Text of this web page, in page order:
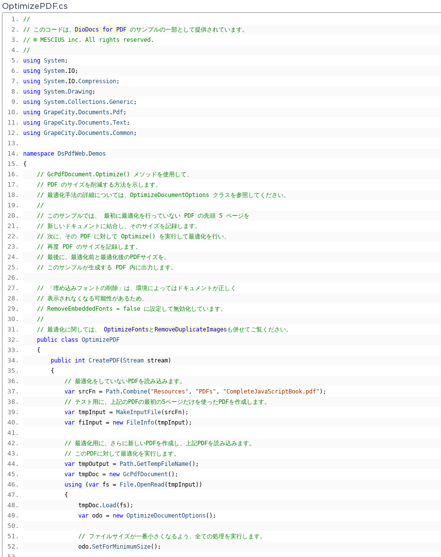
OptimizePDF.cs
//
// このコードは、
DioDocs for PDF のサンプルの一部として提供されています。
// © MESCIUS inc. All rights reserved.
//
using System;
using System. IO;
using System. IO.Compression;
using System. Drawing;
using System.Collections .Generic;
using GrapeCity. Documents . Pdf;
using GrapeCity. Documents .Text ;
using GrapeCity. Documents .Common;
namespace DsPdfWeb. Demos
{
// GcPdfDocument.Optimize() メソッドを使用して、
// PDF のサイズを削減する方法を示します。
// 最適化手法の詳細については、OptimizeDocumentOptions クラスを参照してください。
//
// このサンプルでは、 最初に最適化を行っていない PDF の先頭 5 ページを
// 新しいドキュメントに結合し、そのサイズを記録します。
// 次に、その PDF に対して Optimize() を実行して最適化を行い、
// 再度 PDF のサイズを記録します。
// 最後に、最適化前と最適化後のPDFサイズを、
// このサンプルが生成する PDF 内に出力します。
// 「埋め込みフォントの削除」は、環境によってはドキュメントが正しく
// 表示されなくなる可能性があるため、
// RemoveEmbeddedFonts = false に設定して無効化しています。
//
// 最適化に関しては、 OptimizeFonts と RemoveDuplicateImages も併せてご覧ください。
public class OptimizePDF
{
public int CreatePDF(Stream stream)
{
// 最適化をしていないPDFを読み込みます。
var srcFn = Path.Combine( "Resources" , "PDFs" , "CompleteJavaScriptBook.pdf" );
// テスト用に、上記のPDFの最初の5ページだけを使ったPDFを作成します。
var tmpInput = MakeInputFile( srcFn);
var fiInput = new FileInfo(tmpInput );
// 最適化用に、さらに新しいPDFを作成し、上記PDFを読み込みます。
// このPDFに対して最適化を実行します。
var tmpOutput = Path.GetTempFileName();
var tmpDoc = new GcPdfDocument ();
using
(var fs = File.OpenRead (tmpInput ))
{
                tmpDoc
. Load ( fs );
var odo = new OptimizeDocumentOptions ();
// ファイルサイズが一番小さくなるよう、全ての処理を実行します。
                odo
.SetForMinimumSize();